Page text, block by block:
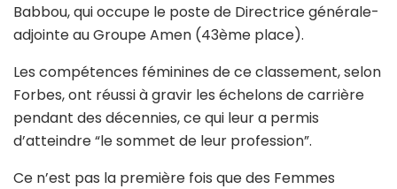
Babbou, qui occupe le poste de Directrice générale-
adjointe au Groupe Amen (43ème place).
Les compétences féminines de ce classement, selon
Forbes, ont réussi à gravir les échelons de carrière
pendant des décennies, ce qui leur a permis
d’atteindre “le sommet de leur profession”.
Ce n’est pas la première fois que des Femmes